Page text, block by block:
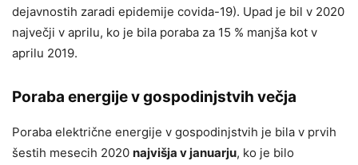
dejavnostih zaradi epidemije covida-19). Upad je bil v 2020
največji v aprilu, ko je bila poraba za 15 % manjša kot v
aprilu 2019.
Poraba energije v gospodinjstvih večja
Poraba električne energije v gospodinjstvih je bila v prvih
šestih mesecih 2020 najvišja v januarju, ko je bilo